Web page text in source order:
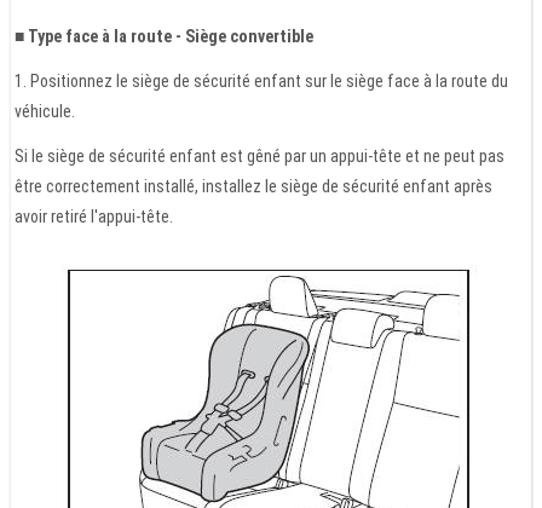
■ Type face à la route - Siège convertible
1. Positionnez le siège de sécurité enfant sur le siège face à la route du
véhicule.
Si le siège de sécurité enfant est gêné par un appui-tête et ne peut pas
être correctement installé, installez le siège de sécurité enfant après
avoir retiré l'appui-tête.